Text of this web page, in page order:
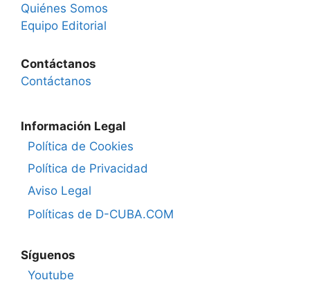
Quiénes Somos
Equipo Editorial
Contáctanos
Contáctanos
Información Legal
Política de Cookies
Política de Privacidad
Aviso Legal
Políticas de D-CUBA.COM
Síguenos
Youtube